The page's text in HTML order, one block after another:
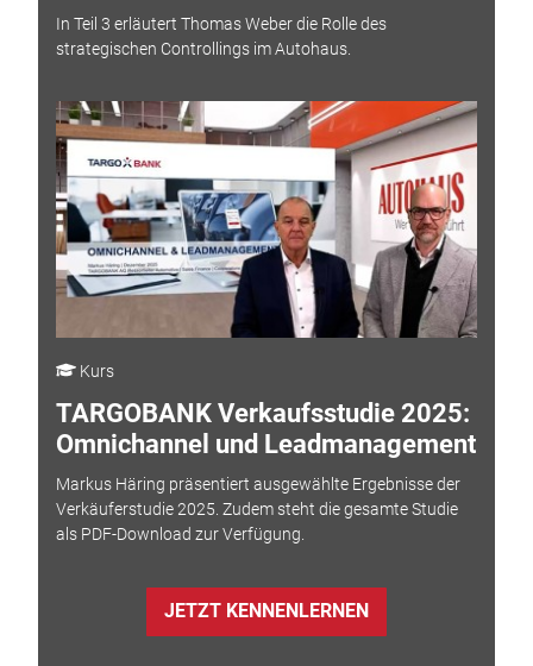
In Teil 3 erläutert Thomas Weber die Rolle des
strategischen Controllings im Autohaus.
Kurs
TARGOBANK Verkaufsstudie 2025:
Omnichannel und Leadmanagement
Markus Häring präsentiert ausgewählte Ergebnisse der
Verkäuferstudie 2025. Zudem steht die gesamte Studie
als PDF-Download zur Verfügung.
JETZT KENNENLERNEN